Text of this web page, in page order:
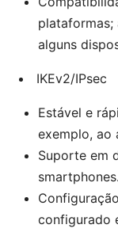
plataformas;
alguns
IKEv2/IPsec
Estável e
exemplo, ao
Suporte em
smartphones.
configurado